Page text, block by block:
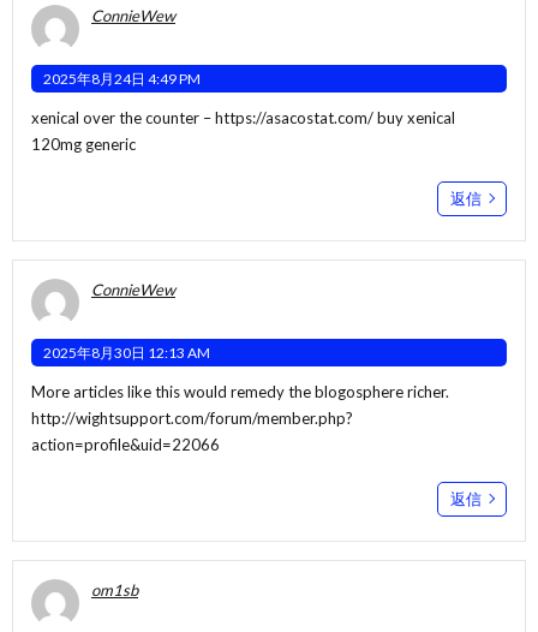
ConnieWew
2025年8月24日 4:49 PM
xenical over the counter –https://asacostat.com/buy xenical
120mg generic
返信
ConnieWew
2025年8月30日 12:13 AM
More articles like this would remedy the blogosphere richer.
http://wightsupport.com/forum/member.php?
action=profile&uid=22066
返信
om1sb